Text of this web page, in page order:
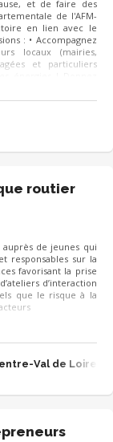
et de faire des
de l'AFM-
en lien avec le
: • Accompagnez
locaux (mairies,
et particuliers
pour faire
les combats, les
routier
auprès de jeunes qui
responsables sur la
favorisant la prise
d’interaction
que le risque à la
Val de Loire